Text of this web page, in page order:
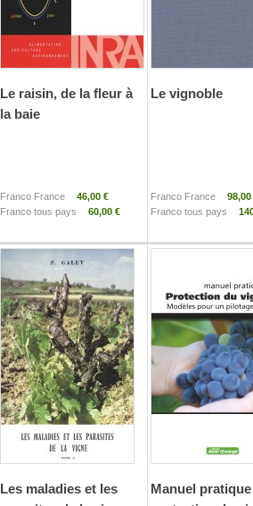
Le raisin, de la fleur à
la baie
Franco France
46,00 €
Franco tous pays
60,00 €
Le vignoble
Franco France
98,00
Franco tous pays
Les maladies et les
Manuel